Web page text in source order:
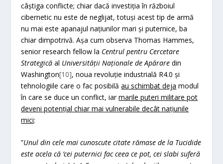
câștiga conflicte; chiar dacă investiția în războiul
cibernetic nu este de neglijat, totuși acest tip de armă
nu mai este apanajul națiunilor mari și puternice, ba
chiar dimpotrivă. Așa cum observa Thomas Hammes,
senior research fellow la Centrul pentru Cercetare
Strategică al Universității Naționale de Apărare din
Washington[10], noua revoluție industrială R4.0 și
tehnologiile care o fac posibilăau schimbat deja modul
în care se duce un conflict, iarmarile puteri militare pot
deveni potențial chiar mai vulnerabile decât națiunile
mici:
”Unul din cele mai cunoscute citate rămase de la Tucidide
este acela că ’cei puternici fac ceea ce pot, cei slabi suferă